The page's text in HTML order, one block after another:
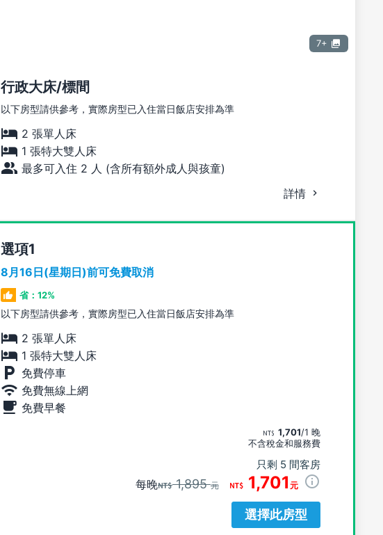
7+
行政大床/標間
以下房型請供參考，實際房型已入住當日飯店安排為準
2 張單人床
1 張特大雙人床
最多可入住 2 人 (含所有額外成人與孩童)
詳情
選項
8月16日(星期日)前可免費取消
省：12%
以下房型請供參考，實際房型已入住當日飯店安排為準
2 張單人床
1 張特大雙人床
免費停車
免費無線上網
免費早餐
1,701/1 晚
不含稅金和服務費
只剩 5 間客房
每晚 1,895元 1,701 元
選擇此房型